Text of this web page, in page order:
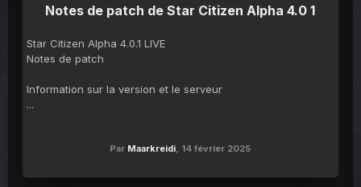
Notes de patch de Star Citizen Alpha 4.0 1
Star Citizen Alpha 4.0.1 LIVE
Notes de patch
Information sur la version et le serveur
...
Par Maarkreidi, 14 février 2025